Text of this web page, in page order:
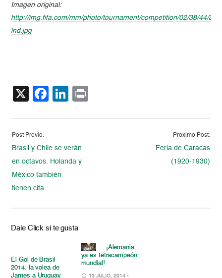
Imagen original:
http://img.fifa.com/mm/photo/tournament/competition/02/38/44/36/
lnd.jpg
X Facebook
LinkedIn
Post Previo:
Brasil y Chile se verán
en octavos. Holanda y
México también
tienen cita
Proximo Post:
Feria de Caracas
(1920-1930)
Dale Click si te gusta
El Gol de Brasil
2014: la volea de
James a Uruguay
¡Alemania
ya es tetracampeón
mundial!
13 JULIO, 2014 •